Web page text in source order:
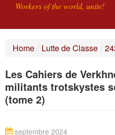
Workers of the world, unite!
SEARCH
CONTACT
Home / Lutte de Classe /
Les Cahiers de
militants trotskystes
(tome 2)
septembre 2024